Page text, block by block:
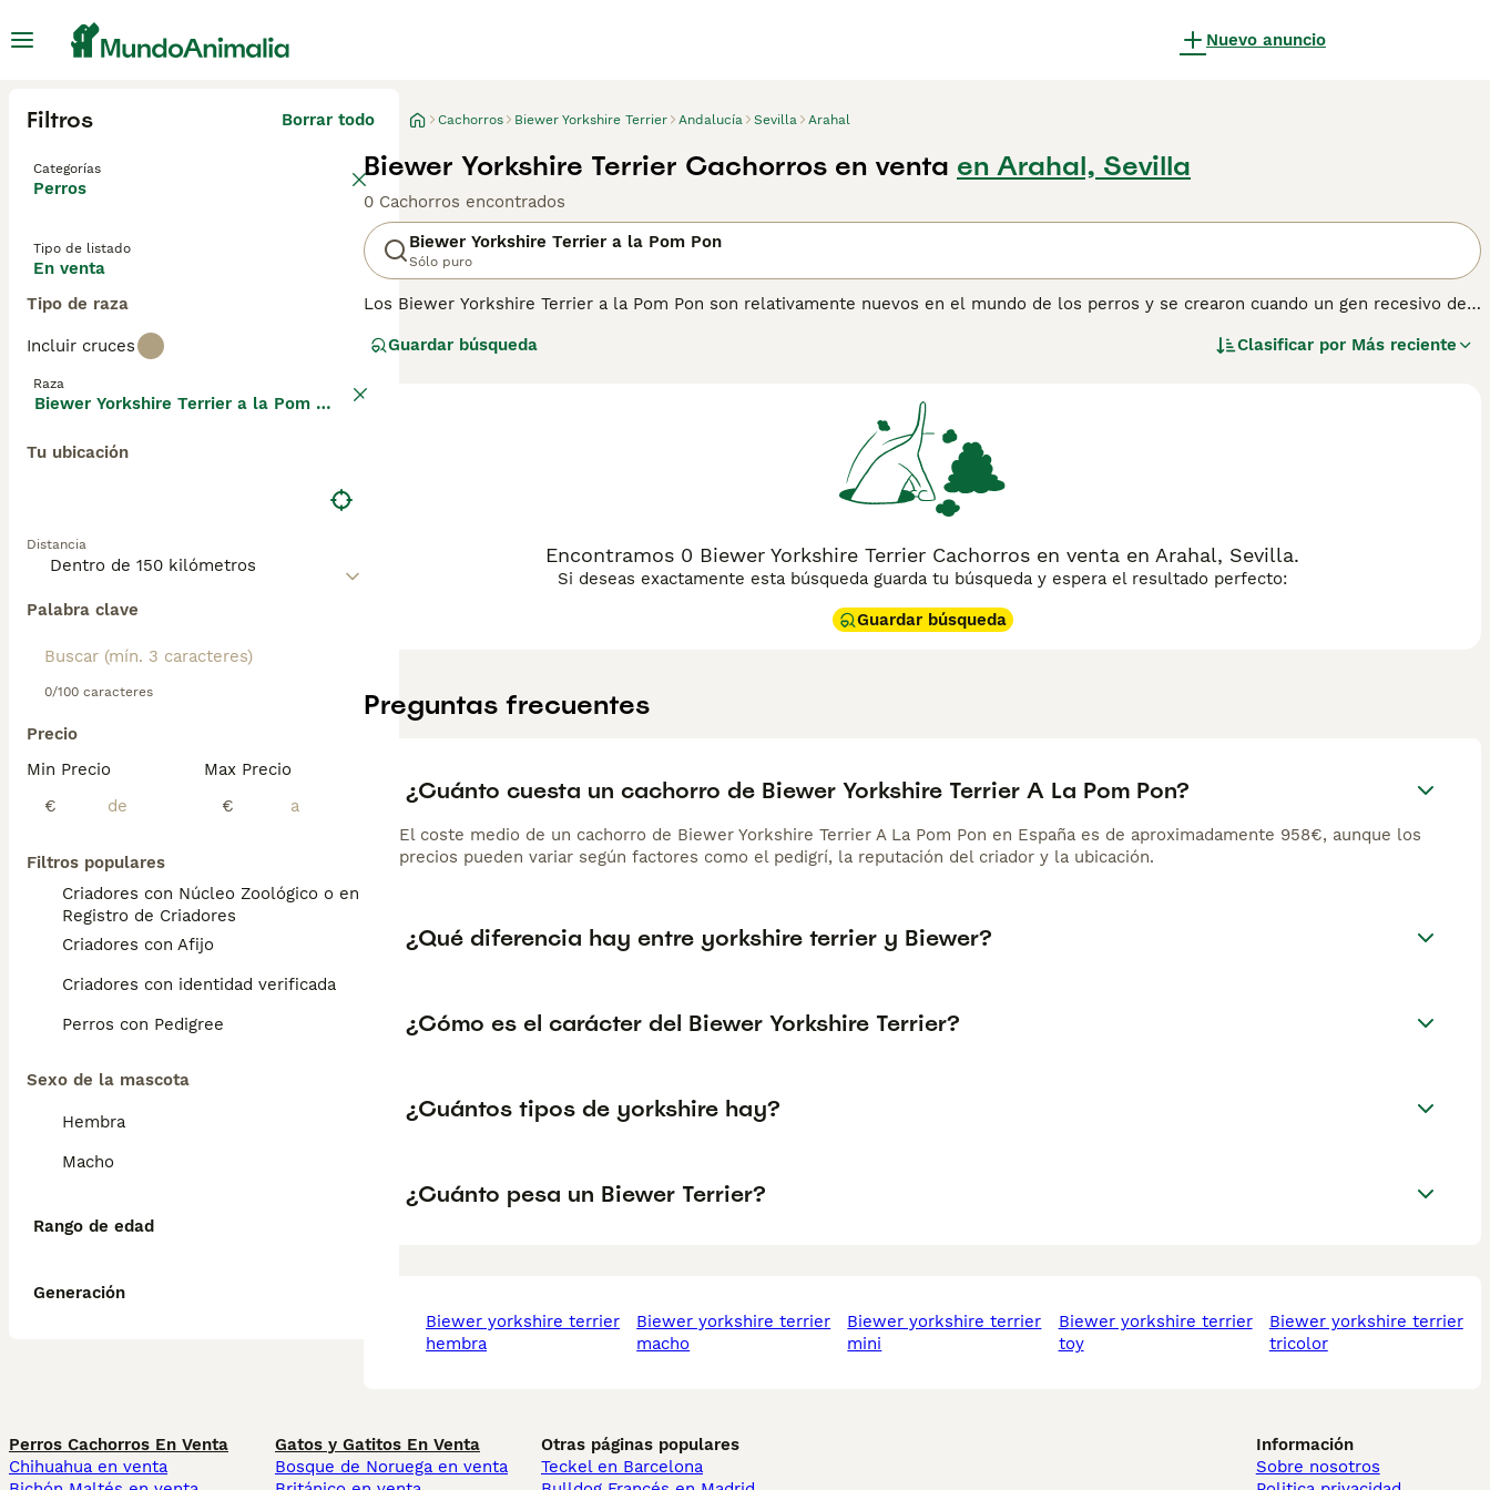
Nuevo anuncio
Filtros Borrar todo
Categorías
Perros
Tipo de listado
En venta
Tipo de raza
Incluir cruces
Raza
Biewer Yorkshire Terrier a la Pom Pon
Tu ubicación
Distancia
Palabra clave
0/100 caracteres
Precio
Min Precio
€
Max Precio
€
Filtros populares
Criadores con Núcleo Zoológico o en el
Registro de Criadores
Criadores con Afijo
Criadores con identidad verificada
Perros con Pedigree
Sexo de la mascota
Hembra
Macho
Rango de edad
Generación
Cachorros Biewer Yorkshire Terrier Andalucía Sevilla Arahal
Biewer Yorkshire Terrier Cachorros en venta en Arahal, Sevilla
0 Cachorros encontrados
Biewer Yorkshire Terrier a la Pom Pon
Sólo puro
Los Biewer Yorkshire Terrier a la Pom Pon son relativamente nuevos en el mundo de los perros y se crearon cuando un gen recesivo de
por lo que este cachorro de varios colores intrigó y deleitó a sus criadores alemanes, Werner y Gertrud Biewer, quienes decidieron
página de consejos de compra de Biewer Yorkshire Terrier a la Pom Pon para obtener información sobre esta raza de perro.
Guardar búsqueda Clasificar por Más reciente
Encontramos 0 Biewer Yorkshire Terrier Cachorros en venta en Arahal, Sevilla.
Si deseas exactamente esta búsqueda guarda tu búsqueda y espera el resultado perfecto:
Guardar búsqueda
Preguntas frecuentes
¿Cuánto cuesta un cachorro de Biewer Yorkshire Terrier A La Pom Pon?
El coste medio de un cachorro de Biewer Yorkshire Terrier A La Pom Pon en España es de aproximadamente 958€, aunque los
precios pueden variar según factores como el pedigrí, la reputación del criador y la ubicación.
¿Qué diferencia hay entre yorkshire terrier y Biewer?
¿Cómo es el carácter del Biewer Yorkshire Terrier?
¿Cuántos tipos de yorkshire hay?
¿Cuánto pesa un Biewer Terrier?
biewer yorkshire terrier
hembra
biewer yorkshire terrier
macho
biewer yorkshire terrier
mini
biewer yorkshire terrier
toy
biewer yorkshire terrier
tricolor
Perros Cachorros En Venta
Chihuahua en venta
Gatos y Gatitos En Venta
Bosque de Noruega en venta
Otras páginas populares
Teckel en Barcelona
Información
Sobre nosotros